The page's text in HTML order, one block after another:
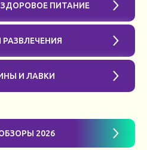
ПИТАНИЕ
И ЛАВКИ
2026